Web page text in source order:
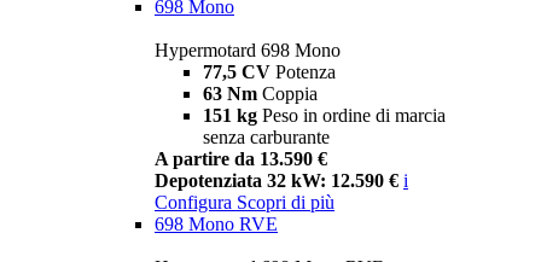
698 Mono
Hypermotard 698 Mono
77,5 CV Potenza
63 Nm Coppia
151 kg Peso in ordine di marcia
senza carburante
A partire da 13.590 €
Depotenziata 32 kW: 12.590 € i
Configura Scopri di più
698 Mono RVE